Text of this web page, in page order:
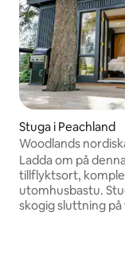
Stuga i Peachland
Woodlands
Ladda om på
tillflyktsort,
utomhusbastu.
skogig sluttning